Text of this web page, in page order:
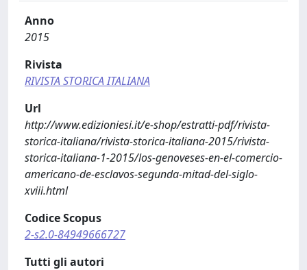
Anno
2015
Rivista
RIVISTA STORICA ITALIANA
Url
http://www.edizioniesi.it/e-shop/estratti-pdf/rivista-
storica-italiana/rivista-storica-italiana-2015/rivista-
storica-italiana-1-2015/los-genoveses-en-el-comercio-
americano-de-esclavos-segunda-mitad-del-siglo-
xviii.html
Codice Scopus
2-s2.0-84949666727
Tutti gli autori